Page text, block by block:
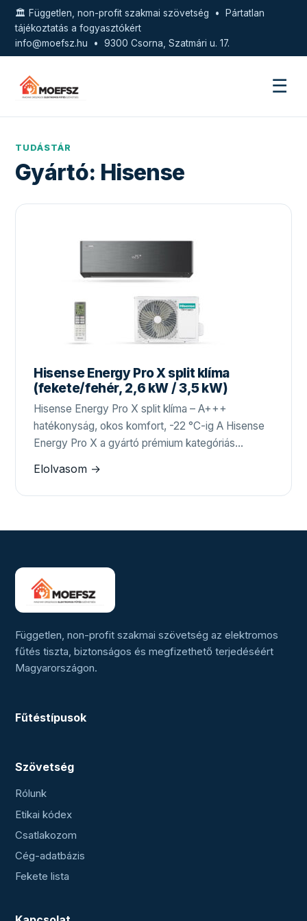
🏛️ Független, non-profit szakmai szövetség • Pártatlan
tájékoztatás a fogyasztókért
info@moefsz.hu • 9300 Csorna, Szatmári u. 17.
☰
TUDÁSTÁR
Gyártó: Hisense
Hisense Energy Pro X split klíma
(fekete/fehér, 2,6 kW / 3,5 kW)
Hisense Energy Pro X split klíma – A+++
hatékonyság, okos komfort, -22 °C-ig A Hisense
Energy Pro X a gyártó prémium kategóriás…
Elolvasom →
Független, non-profit szakmai szövetség az elektromos
fűtés tiszta, biztonságos és megfizethető terjedéséért
Magyarországon.
Fűtéstípusok
Szövetség
Rólunk
Etikai kódex
Csatlakozom
Cég-adatbázis
Fekete lista